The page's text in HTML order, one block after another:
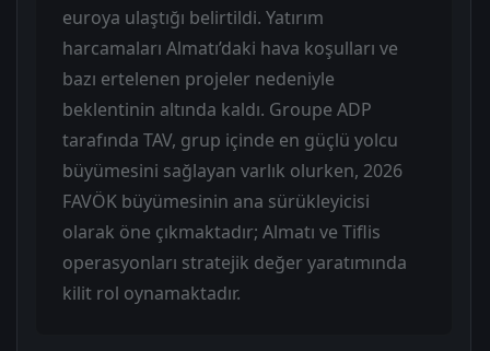
euroya ulaştığı belirtildi. Yatırım
harcamaları Almatı’daki hava koşulları ve
bazı ertelenen projeler nedeniyle
beklentinin altında kaldı. Groupe ADP
tarafında TAV, grup içinde en güçlü yolcu
büyümesini sağlayan varlık olurken, 2026
FAVÖK büyümesinin ana sürükleyicisi
olarak öne çıkmaktadır; Almatı ve Tiflis
operasyonları stratejik değer yaratımında
kilit rol oynamaktadır.